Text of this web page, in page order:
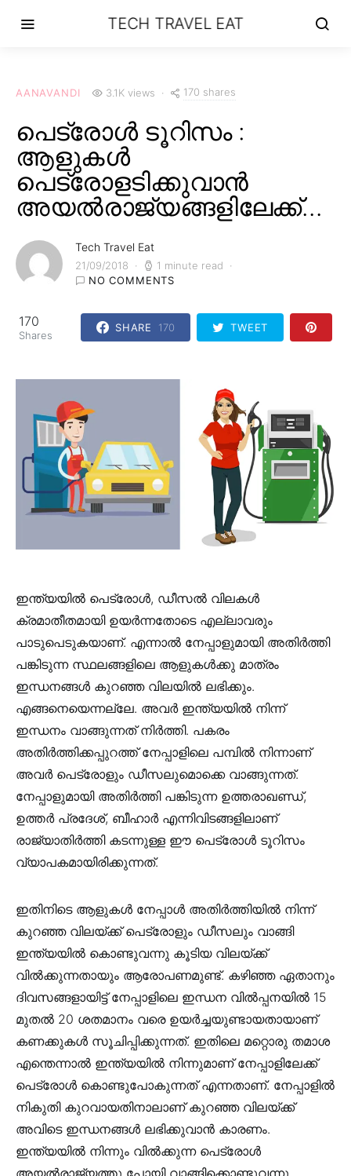
TECH TRAVEL EAT
AANAVANDI 3.1K views 170 shares
പെട്രോൾ ടൂറിസം :
ആളുകൾ
പെട്രോളടിക്കുവാൻ
അയൽരാജ്യങ്ങളിലേക്ക്…
Tech Travel Eat
21/09/2018
1 minute read
NO COMMENTS
170
Shares
SHARE 170 TWEET
ഇന്ത്യയിൽ പെട്രോൾ, ഡീസൽ വിലകൾ
ക്രമാതീതമായി ഉയർന്നതോടെ എല്ലാവരും
പാടുപെടുകയാണ്. എന്നാൽ നേപ്പാളുമായി അതിർത്തി
പങ്കിടുന്ന സ്ഥലങ്ങളിലെ ആളുകൾക്കു മാത്രം
ഇന്ധനങ്ങൾ കുറഞ്ഞ വിലയിൽ ലഭിക്കും.
എങ്ങനെയെന്നല്ലേ. അവര്‍ ഇന്ത്യയില്‍ നിന്ന്
ഇന്ധനം വാങ്ങുന്നത് നിര്‍ത്തി. പകരം
അതിര്‍ത്തിക്കപ്പുറത്ത് നേപ്പാളിലെ പമ്പില്‍ നിന്നാണ്
അവര്‍ പെട്രോളും ഡീസലുമൊക്കെ വാങ്ങുന്നത്.
നേപ്പാളുമായി അതിർത്തി പങ്കിടുന്ന ഉത്തരാഖണ്ഡ്,
ഉത്തർ പ്രദേശ്, ബീഹാർ എന്നിവിടങ്ങളിലാണ്
രാജ്യാതിർത്തി കടന്നുള്ള ഈ പെട്രോൾ ടൂറിസം
വ്യാപകമായിരിക്കുന്നത്.
ഇതിനിടെ ആളുകള്‍ നേപ്പാള്‍ അതിര്‍ത്തിയില്‍ നിന്ന്
കുറഞ്ഞ വിലയ്ക്ക് പെട്രോളും ഡീസലും വാങ്ങി
ഇന്ത്യയിൽ കൊണ്ടുവന്നു കൂടിയ വിലയ്ക്ക്
വില്‍ക്കുന്നതായും ആരോപണമുണ്ട്. കഴിഞ്ഞ ഏതാനും
ദിവസങ്ങളായിട്ട് നേപ്പാളിലെ ഇന്ധന വില്‍പ്പനയില്‍ 15
മുതല്‍ 20 ശതമാനം വരെ ഉയര്‍ച്ചയുണ്ടായതായാണ്
കണക്കുകൾ സൂചിപ്പിക്കുന്നത്. ഇതിലെ മറ്റൊരു തമാശ
എന്തെന്നാൽ ഇന്ത്യയിൽ നിന്നുമാണ് നേപ്പാളിലേക്ക്
പെട്രോൾ കൊണ്ടുപോകുന്നത് എന്നതാണ്. നേപ്പാളിൽ
നികുതി കുറവായതിനാലാണ് കുറഞ്ഞ വിലയ്ക്ക്
അവിടെ ഇന്ധനങ്ങൾ ലഭിക്കുവാൻ കാരണം.
ഇന്ത്യയിൽ നിന്നും വിൽക്കുന്ന പെട്രോൾ
അയൽരാജ്യത്തു പോയി വാങ്ങിക്കൊണ്ടുവന്നു